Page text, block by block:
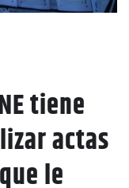
tiene
actas
le